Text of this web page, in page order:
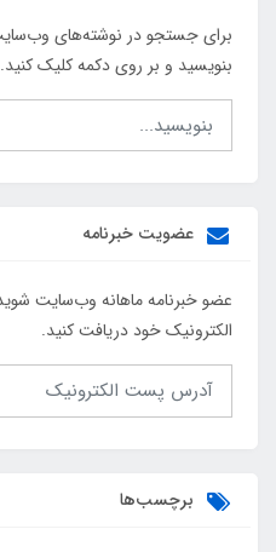
برای جستجو در نوشته‌های
بنویسید و بر روی دکمه کلیک کنید.
عضویت خبرنامه
عضو خبرنامه ماهانه وب‌سایت
الکترونیک خود دریافت کنید.
برچسب‌ها